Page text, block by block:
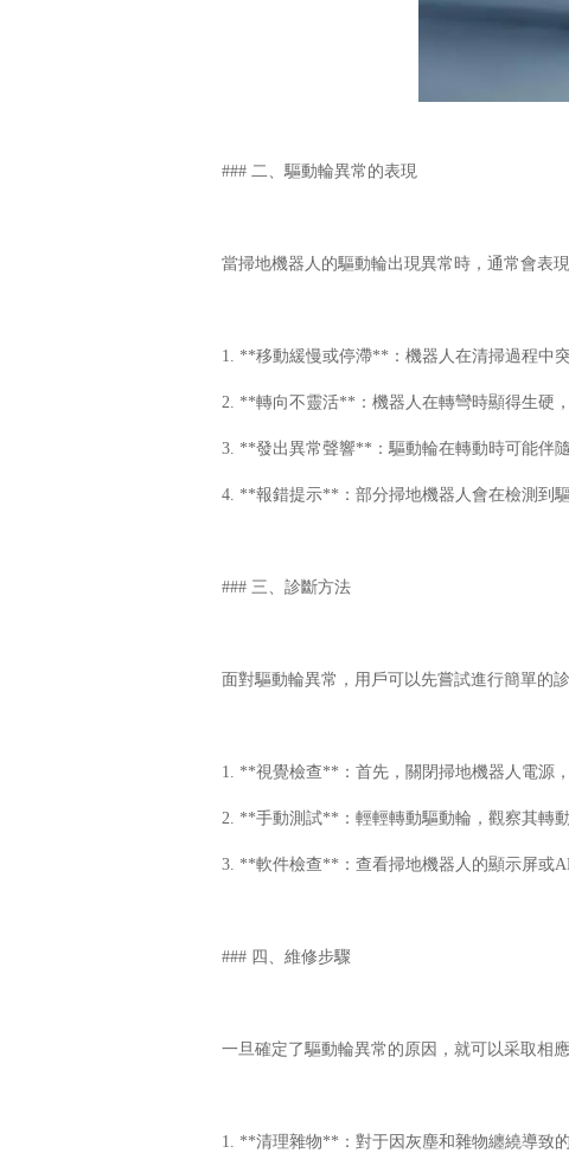
### 二、驅動輪異常的表現
當掃地機器人的驅動輪出現異常時，通常會表
1. **移動緩慢或停滯**：機器人在清掃過程中
2. **轉向不靈活**：機器人在轉彎時顯得生硬，
3. **發出異常聲響**：驅動輪在轉動時可能伴
4. **報錯提示**：部分掃地機器人會在檢測到
### 三、診斷方法
面對驅動輪異常，用戶可以先嘗試進行簡單的
1. **視覺檢查**：首先，關閉掃地機器人電源
2. **手動測試**：輕輕轉動驅動輪，觀察其轉
3. **軟件檢查**：查看掃地機器人的顯示屏或
### 四、維修步驟
一旦確定了驅動輪異常的原因，就可以采取相
1. **清理雜物**：對于因灰塵和雜物纏繞導致